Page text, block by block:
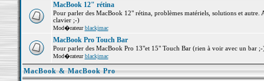
MacBook 12" rétina
Pour parler des MacBook 12" rétina, problèmes matériels, solutions et
clavier ;-)
Mod�rateurblackjmac
MacBook Pro Touch Bar
Pour parler des MacBook Pro 13"et 15" Touch Bar (rien à voir avec un bar
Mod�rateurblackjmac
MacBook & MacBook Pro